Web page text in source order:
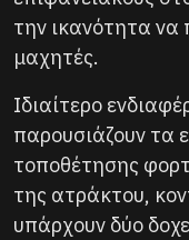
την ικανότητα να
μαχητές.
Ιδιαίτερο
παρουσιάζουν τα
τοποθέτησης
της ατράκτου,
υπάρχουν δύο